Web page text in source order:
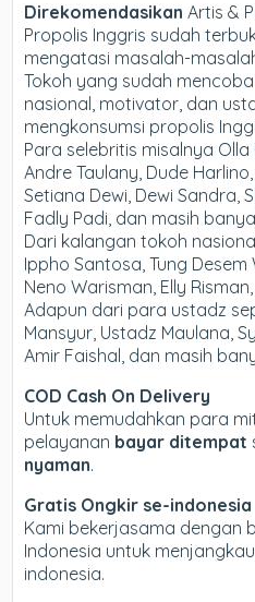
Direkomendasikan Artis &
Propolis Inggris sudah
mengatasi masalah-
Tokoh yang sudah
nasional, motivator, dan
mengkonsumsi propolis
Para selebritis misalnya Olla
Andre Taulany, Dude
Setiana Dewi, Dewi Sandra,
Fadly Padi, dan masih
Dari kalangan tokoh
Ippho Santosa, Tung
Neno Warisman, Elly Risman,
Adapun dari para ustadz
Mansyur, Ustadz Maulana,
Amir Faishal, dan masih
COD Cash On Delivery
Untuk memudahkan para
pelayanan bayar ditempat
nyaman.
Gratis Ongkir se-indonesia
Kami bekerjasama dengan
Indonesia untuk
indonesia.